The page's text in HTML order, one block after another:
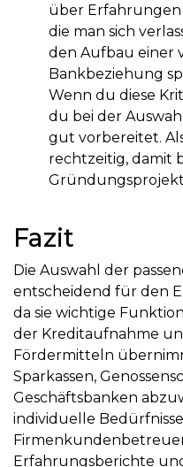
über
die man sich
den Aufbau einer
Bankbeziehung
Wenn du diese
du bei der
gut vorbereitet.
rechtzeitig, damit
Fazit
Die Auswahl der
entscheidend für den
da sie wichtige
der Kreditaufnahme
Fördermitteln
Sparkassen,
Geschäftsbanken
individuelle
Erfahrungsberichte